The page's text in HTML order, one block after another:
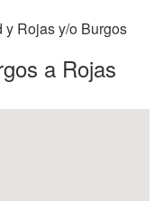
y Rojas y/o Burgos
a Rojas